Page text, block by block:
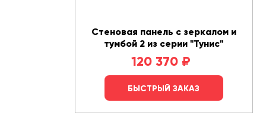
Стеновая панель с зеркалом и
тумбой 2 из серии "Тунис"
120 370 ₽
БЫСТРЫЙ ЗАКАЗ